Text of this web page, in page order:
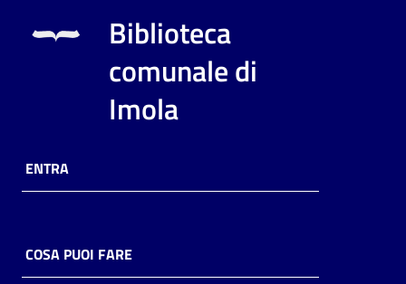
Risorse
online
Biblioteca
comunale di
Imola
ENTRA
COSA PUOI FARE